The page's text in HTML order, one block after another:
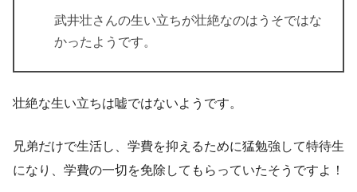
武井壮さんの生い立ちが壮絶なのはうそではな
かったようです。
壮絶な生い立ちは嘘ではないようです。
兄弟だけで生活し、学費を抑えるために猛勉強して特待生
になり、学費の一切を免除してもらっていたそうですよ！